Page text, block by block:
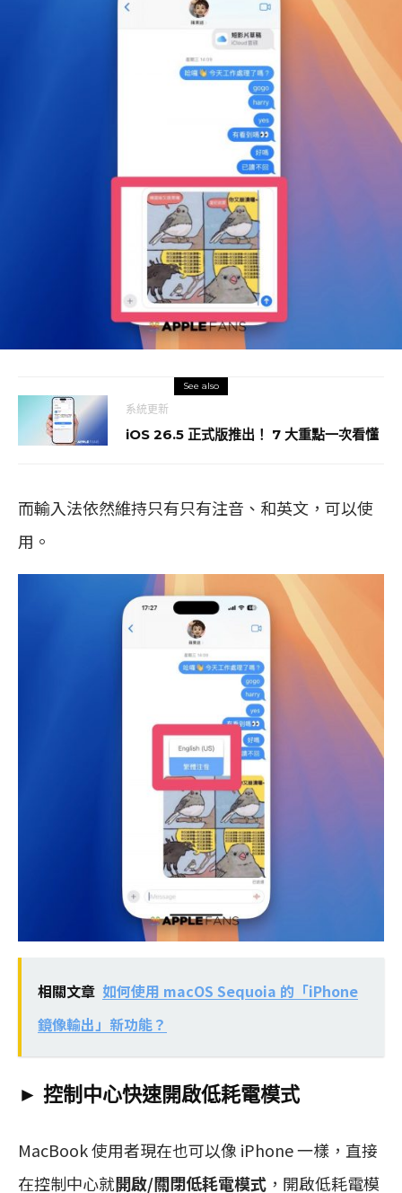
See also
系統更新
iOS 26.5 正式版推出！ 7 大重點一次看懂
而輸入法依然維持只有只有注音、和英文，可以使
用。
相關文章 如何使用 macOS Sequoia 的「iPhone
鏡像輸出」新功能？
► 控制中心快速開啟低耗電模式
MacBook 使用者現在也可以像 iPhone 一樣，直接
在控制中心就開啟/關閉低耗電模式 ，開啟低耗電模